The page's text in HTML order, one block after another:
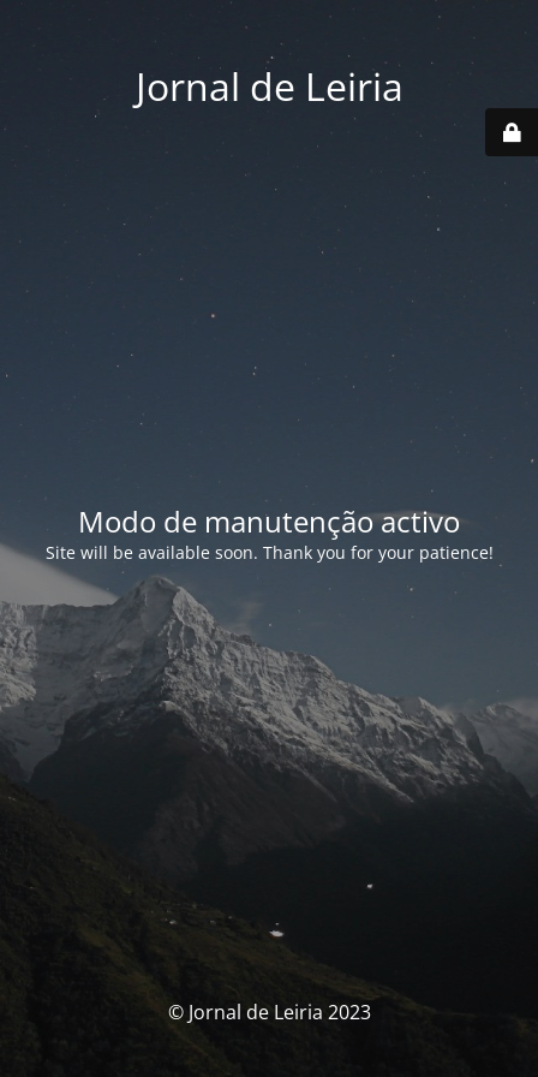
Jornal de Leiria
Modo de manutenção activo
Site will be available soon. Thank you for your patience!
© Jornal de Leiria 2023